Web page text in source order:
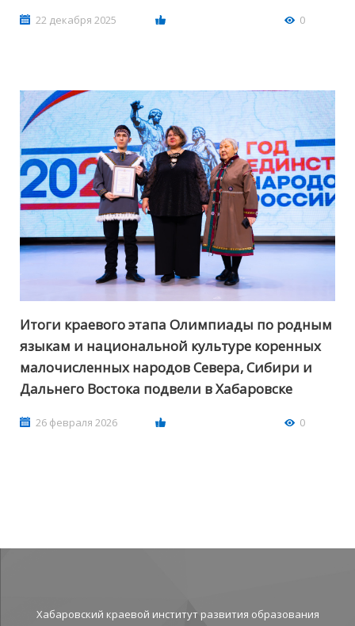
22 декабря 2025 0
Итоги краевого этапа Олимпиады по родным
языкам и национальной культуре коренных
малочисленных народов Севера, Сибири и
Дальнего Востока подвели в Хабаровске
26 февраля 2026 0
Хабаровский краевой институт развития образования